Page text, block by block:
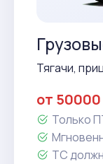
Тягачи,
от
Только
ТС